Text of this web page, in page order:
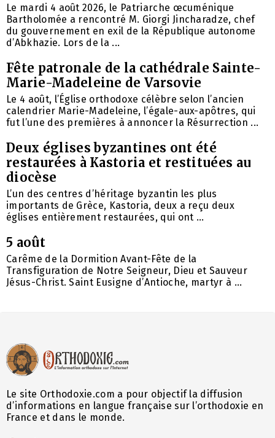
Le mardi 4 août 2026, le Patriarche œcuménique
Bartholomée a rencontré M. Giorgi Jincharadze, chef
du gouvernement en exil de la République autonome
d’Abkhazie. Lors de la ...
Fête patronale de la cathédrale Sainte-
Marie-Madeleine de Varsovie
Le 4 août, l’Église orthodoxe célèbre selon l’ancien
calendrier Marie-Madeleine, l’égale-aux-apôtres, qui
fut l’une des premières à annoncer la Résurrection ...
Deux églises byzantines ont été
restaurées à Kastoria et restituées au
diocèse
L’un des centres d’héritage byzantin les plus
importants de Grèce, Kastoria, deux a reçu deux
églises entièrement restaurées, qui ont ...
5 août
Carême de la Dormition Avant-Fête de la
Transfiguration de Notre Seigneur, Dieu et Sauveur
Jésus-Christ. Saint Eusigne d’Antioche, martyr à ...
Le site Orthodoxie.com a pour objectif la diffusion
d’informations en langue française sur l’orthodoxie en
France et dans le monde.